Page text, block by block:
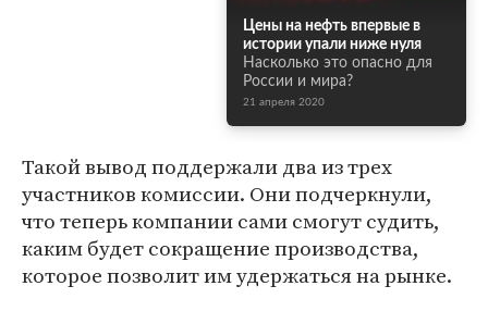
Цены на нефть впервые в
истории упали ниже нуля
Насколько это опасно для
России и мира?
21 апреля 2020
Такой вывод поддержали два из трех
участников комиссии. Они подчеркнули,
что теперь компании сами смогут судить,
каким будет сокращение производства,
которое позволит им удержаться на рынке.